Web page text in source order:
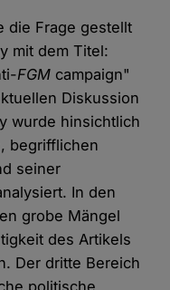
die Frage gestellt
mit dem Titel:
FGM campaign"
Diskussion
wurde hinsichtlich
begrifflichen
seiner
In den
grobe Mängel
des Artikels
Der dritte Bereich